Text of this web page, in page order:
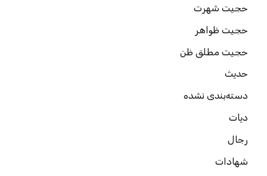
حجیت شهرت
حجیت ظواهر
حجیت مطلق ظن
حدیث
دسته‌بندی نشده
دیات
رجال
شهادات